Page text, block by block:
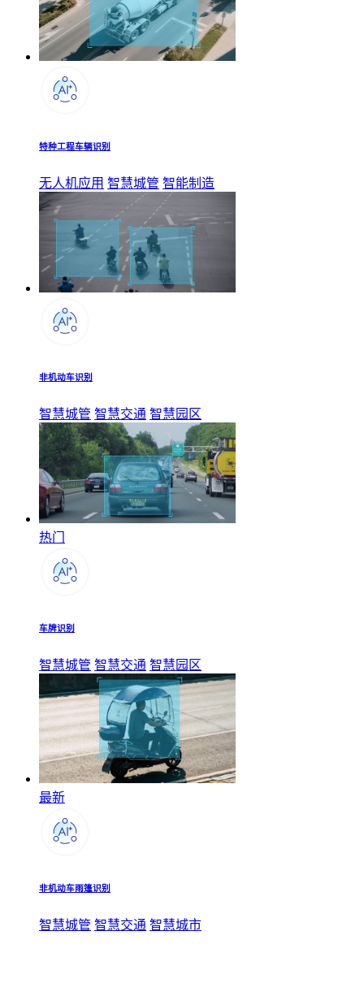
特种工程车辆识别
无人机应用 智慧城管 智能制造
非机动车识别
智慧城管 智慧交通 智慧园区
热门
车牌识别
智慧城管 智慧交通 智慧园区
最新
非机动车雨篷识别
智慧城管 智慧交通 智慧城市